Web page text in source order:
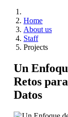
Home
About us
Staff
Projects
Un
Retos
Datos